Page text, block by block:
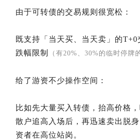
由于可转债的交易规则很宽松：
既支持「当天买、当天卖」的
跌幅限制
（有20%、30%的临时停牌
给了游资不少操作空间：
比如先大量买入转债，抬高价格
散户追高入场后，再迅速卖出脱
资者在高位站岗。